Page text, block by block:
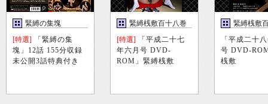
緊縛の集塊
[特選] 「緊縛の集
塊」12話 155分収録
未公開3話特典付き
緊縛桟敷百十八巻
[特選] 「平成二十七
年六月号 DVD-
ROM」緊縛桟敷
緊縛桟敷
巻
「平成二十
号 DVD-
桟敷